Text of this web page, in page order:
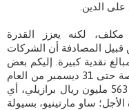
الدين.
مكلف، لكنه يعزز القدرة
قبيل المصادفة أن الشركات
نقدية كبيرة. إليكم بعض
الأمثلة على الشركات المدرجة في البورصة حتى 31 ديسمبر من العام
الماضي: برازيلاغرو، بسيولة نقدية قدرها 563 مليون ريال برازيلي، أي
الأجل؛ ساو مارتينيو، بسيولة